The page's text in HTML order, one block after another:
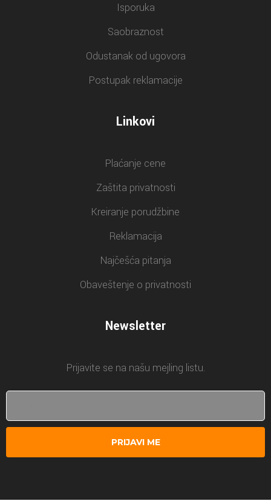
Isporuka
Saobraznost
Odustanak od ugovora
Postupak reklamacije
Linkovi
Plaćanje cene
Zaštita privatnosti
Kreiranje porudžbine
Reklamacija
Najčešća pitanja
Obaveštenje o privatnosti
Newsletter
Prijavite se na našu mejling listu.
PRIJAVI ME